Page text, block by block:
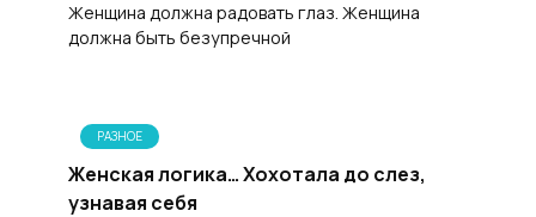
Женщина должна радовать глаз. Женщина
должна быть безупречной
РАЗНОЕ
Женская логика… Хохотала до слез,
узнавая себя